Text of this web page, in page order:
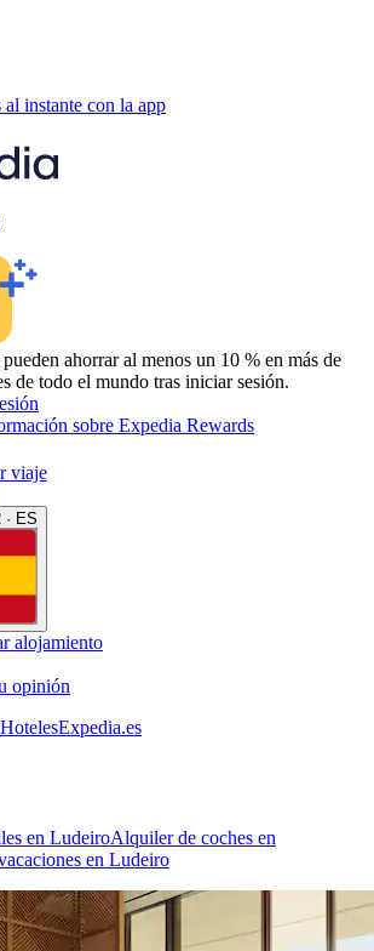
al instante con la app
ahorrar al menos un 10 % en más de
de todo el mundo tras iniciar sesión.
sobre Expedia Rewards
viaje
· ES
alojamiento
opinión
HotelesExpedia.es
en LudeiroAlquiler de coches en
en Ludeiro